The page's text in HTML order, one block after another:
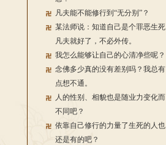
凡夫能不能修行到“无分别”？
某法师说：知道自己是个罪恶生死
凡夫就好了，不必外传。
我怎么能够让自己的心清净些呢？
念佛多少真的没有差别吗？我总有
点想不通。
人的性别、相貌也是随业力变化而
不同吧？
依靠自己修行的力量了生死的人也
还是有的吧？